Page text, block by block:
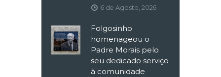
6 de Agosto, 2026
Folgosinho
homenageou o
Padre Morais pelo
seu dedicado serviço
à comunidade